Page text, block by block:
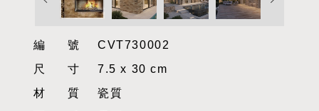
編號CVT730002
尺寸7.5 x 30 cm
材質瓷質